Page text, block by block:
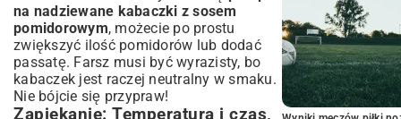
na nadziewane kabaczki z sosem
pomidorowym, możecie po prostu
zwiększyć ilość pomidorów lub dodać
passatę. Farsz musi być wyrazisty, bo
kabaczek jest raczej neutralny w smaku.
Nie bójcie się przypraw!
Zapiekanie: Temperatura i czas,